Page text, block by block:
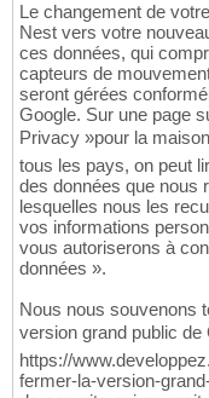
Le changement de
Nest vers votre
ces données, qui
capteurs de
seront gérées
Google. Sur une page
Privacy »pour la
tous les pays, on peut
des données que nous
lesquelles nous les
vos informations
vous autoriserons à
données ».
Nous nous souvenons
version grand public de
https://
fermer-la-version-